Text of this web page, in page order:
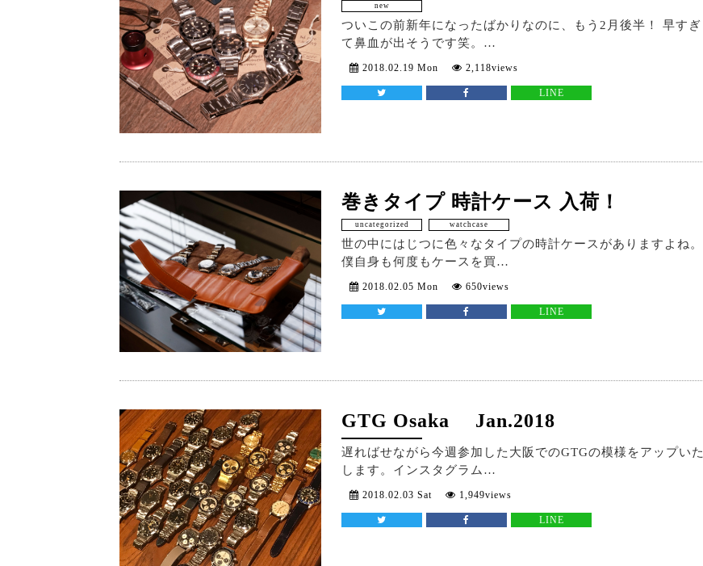
new
ついこの前新年になったばかりなのに、もう2月後半！ 早すぎ
て鼻血が出そうです笑。…
2018.02.19 Mon 2,118views
LINE
巻きタイプ 時計ケース 入荷！
uncategorized watchcase
世の中にはじつに色々なタイプの時計ケースがありますよね。
僕自身も何度もケースを買…
2018.02.05 Mon 650views
LINE
GTG Osaka Jan.2018
遅ればせながら今週参加した大阪でのGTGの模様をアップいた
します。インスタグラム…
2018.02.03 Sat 1,949views
LINE